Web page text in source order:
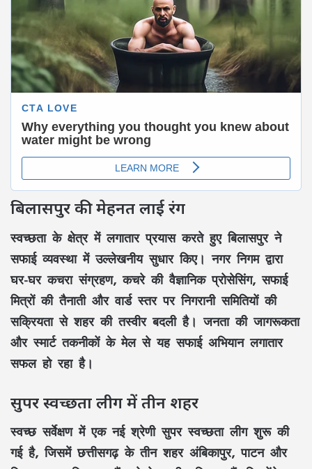
बिलासपुर की मेहनत लाई रंग
स्वच्छता के क्षेत्र में लगातार प्रयास करते हुए बिलासपुर ने
सफाई व्यवस्था में उल्लेखनीय सुधार किए। नगर निगम द्वारा
घर-घर कचरा संग्रहण, कचरे की वैज्ञानिक प्रोसेसिंग, सफाई
मित्रों की तैनाती और वार्ड स्तर पर निगरानी समितियों की
सक्रियता से शहर की तस्वीर बदली है। जनता की जागरूकता
और स्मार्ट तकनीकों के मेल से यह सफाई अभियान लगातार
सफल हो रहा है।
सुपर स्वच्छता लीग में तीन शहर
स्वच्छ सर्वेक्षण में एक नई श्रेणी सुपर स्वच्छता लीग शुरू की
गई है, जिसमें छत्तीसगढ़ के तीन शहर अंबिकापुर, पाटन और